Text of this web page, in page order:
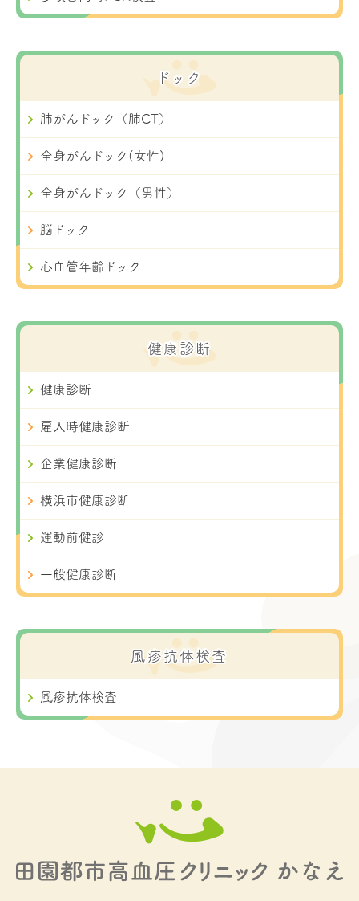
ドック
肺がんドック（肺CT）
全身がんドック(女性)
全身がんドック（男性）
脳ドック
心血管年齢ドック
健康診断
健康診断
雇入時健康診断
企業健康診断
横浜市健康診断
運動前健診
一般健康診断
風疹抗体検査
風疹抗体検査